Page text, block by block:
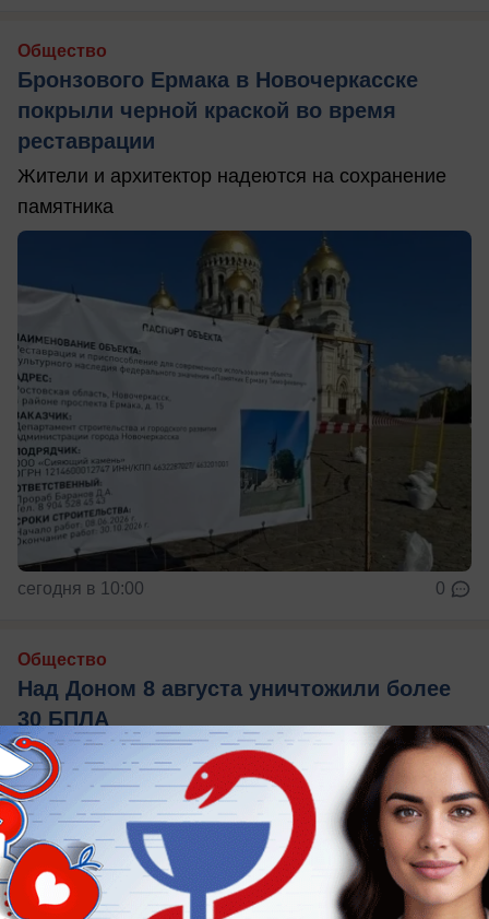
Общество
Бронзового Ермака в Новочеркасске
покрыли черной краской во время
реставрации
Жители и архитектор надеются на сохранение
памятника
сегодня в 10:00 0
Общество
Над Доном 8 августа уничтожили более
30 БПЛА
Пострадавших нет